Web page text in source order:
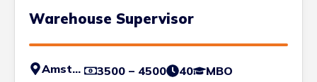
Warehouse Supervisor
Amsterdam 3500 – 4500 40
MBO